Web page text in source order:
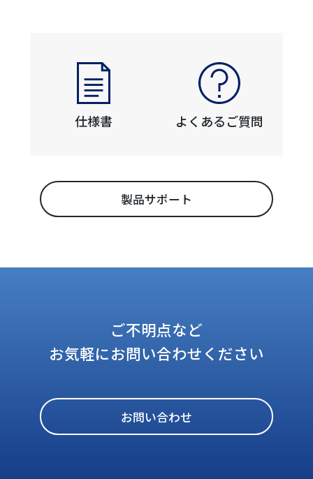
仕様書 よくあるご質問
製品サポート
ご不明点など
お気軽にお問い合わせください
お問い合わせ